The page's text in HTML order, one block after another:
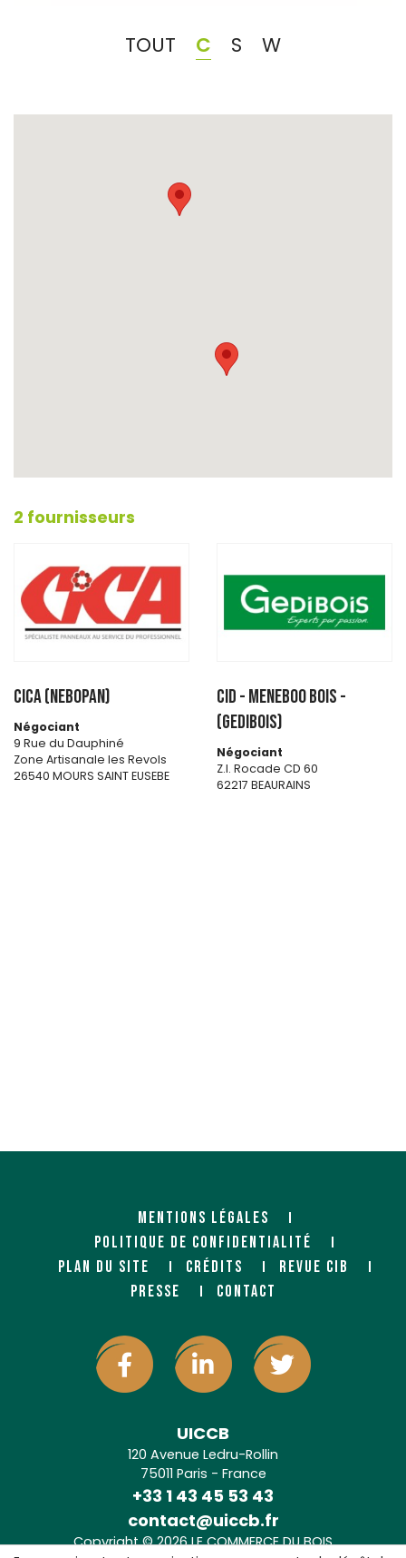
TOUT C S W
2 fournisseurs
CICA (NEBOPAN)
Négociant
9 Rue du Dauphiné
Zone Artisanale les Revols
26540 MOURS SAINT EUSEBE
CID - MENEBOO BOIS -
(GEDIBOIS)
Négociant
Z.I. Rocade CD 60
62217 BEAURAINS
MENTIONS LÉGALES
POLITIQUE DE CONFIDENTIALITÉ
PLAN DU SITE
CRÉDITS
REVUE CIB
PRESSE
CONTACT
UICCB
120 Avenue Ledru-Rollin
75011 Paris - France
+33 1 43 45 53 43
contact@uiccb.fr
Copyright © 2026 LE COMMERCE DU BOIS